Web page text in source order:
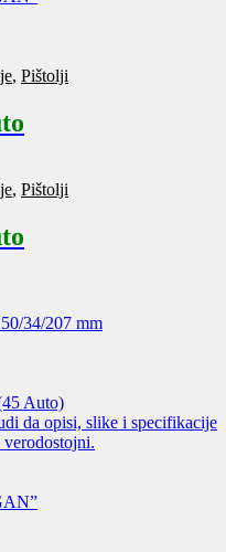
, Pištolji
, Pištolji
34/207 mm
Auto)
da opisi, slike i specifikacije